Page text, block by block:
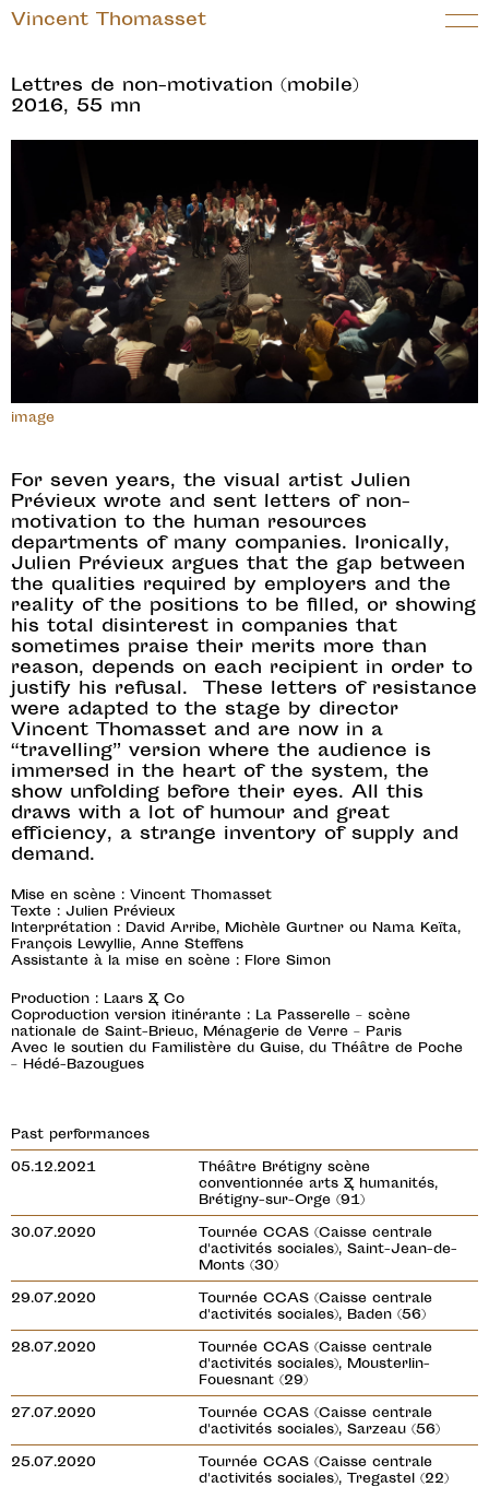
Vincent Thomasset
Lettres de non-motivation (mobile)
2016, 55 mn
image
For seven years, the visual artist Julien
Prévieux wrote and sent letters of non-
motivation to the human resources
departments of many companies. Ironically,
Julien Prévieux argues that the gap between
the qualities required by employers and the
reality of the positions to be filled, or showing
his total disinterest in companies that
sometimes praise their merits more than
reason, depends on each recipient in order to
justify his refusal. These letters of resistance
were adapted to the stage by director
Vincent Thomasset and are now in a
“travelling” version where the audience is
immersed in the heart of the system, the
show unfolding before their eyes. All this
draws with a lot of humour and great
efficiency, a strange inventory of supply and
demand.
Mise en scène : Vincent Thomasset
Texte : Julien Prévieux
Interprétation : David Arribe, Michèle Gurtner ou Nama Keïta,
François Lewyllie, Anne Steffens
Assistante à la mise en scène : Flore Simon
Production : Laars & Co
Coproduction version itinérante : La Passerelle – scène
nationale de Saint-Brieuc, Ménagerie de Verre – Paris
Avec le soutien du Familistère du Guise, du Théâtre de Poche
– Hédé-Bazougues
Past performances
05.12.2021
Théâtre Brétigny scène
conventionnée arts & humanités,
Brétigny-sur-Orge (91)
30.07.2020
Tournée CCAS (Caisse centrale
d'activités sociales), Saint-Jean-de-
Monts (30)
29.07.2020
Tournée CCAS (Caisse centrale
d'activités sociales), Baden (56)
28.07.2020
Tournée CCAS (Caisse centrale
d'activités sociales), Mousterlin-
Fouesnant (29)
27.07.2020
Tournée CCAS (Caisse centrale
d'activités sociales), Sarzeau (56)
25.07.2020
Tournée CCAS (Caisse centrale
d'activités sociales), Tregastel (22)